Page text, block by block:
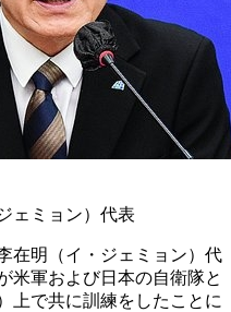
ェミョン）代表
在明（イ・ジェミョン）代
米軍および日本の自衛隊と
上で共に訓練をしたことに